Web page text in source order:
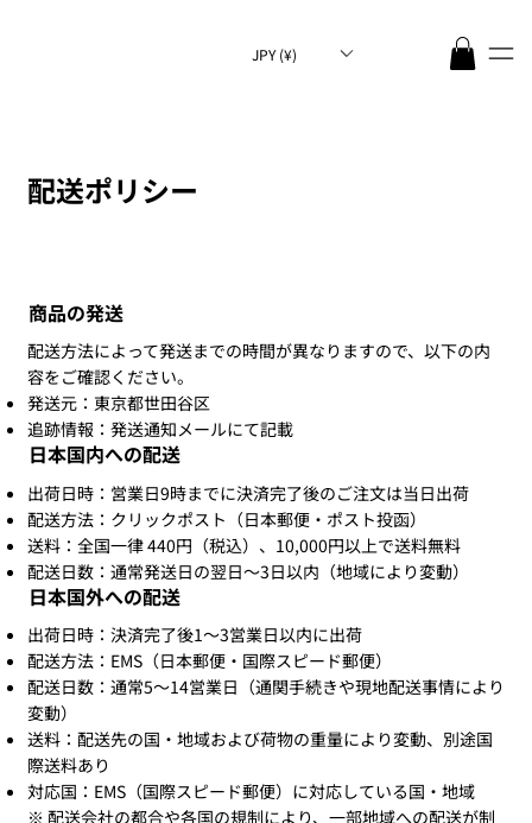
JPY (¥)
​配送ポリシー
配送方法によって発送までの時間が異なりますので、以下の内
容をご確認ください。
発送元：東京都世田谷区
追跡情報：発送通知メールにて記載
商品の発送
出荷日時：営業日9時までに決済完了後のご注文は当日出荷
配送方法：クリックポスト（日本郵便・ポスト投函）
送料：全国一律 440円（税込）、10,000円以上で送料無料
配送日数：通常発送日の翌日～3日以内（地域により変動）
日本国内への配送
出荷日時：決済完了後1〜3営業日以内に出荷
配送方法：EMS（日本郵便・国際スピード郵便）
配送日数：通常5〜14営業日（通関手続きや現地配送事情により
変動）
送料：配送先の国・地域および荷物の重量により変動、別途国
際送料あり
対応国：EMS（国際スピード郵便）に対応している国・地域
※ 配送会社の都合や各国の規制により、一部地域への配送が制
日本国外への配送